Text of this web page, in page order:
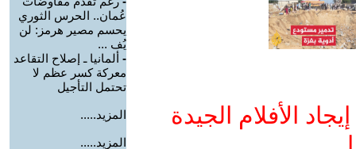
الأفلام الجيدة
عُمان.. الحرس الثوري
يحسم مصير هرمز: لن
يُف ...
- ألمانيا ـ إصلاح التقاعد
معركة كسر عظم لا
تحتمل التأجيل
المزيد.....
المزيد.....